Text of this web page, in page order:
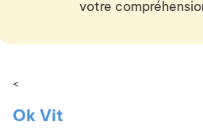
votre
<
Ok Vit